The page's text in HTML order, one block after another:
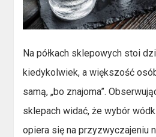
Na półkach sklepowych stoi
kiedykolwiek, a większość
samą, „bo znajoma”.
sklepach widać, że wybór
opiera się na przyzwyczajeniu